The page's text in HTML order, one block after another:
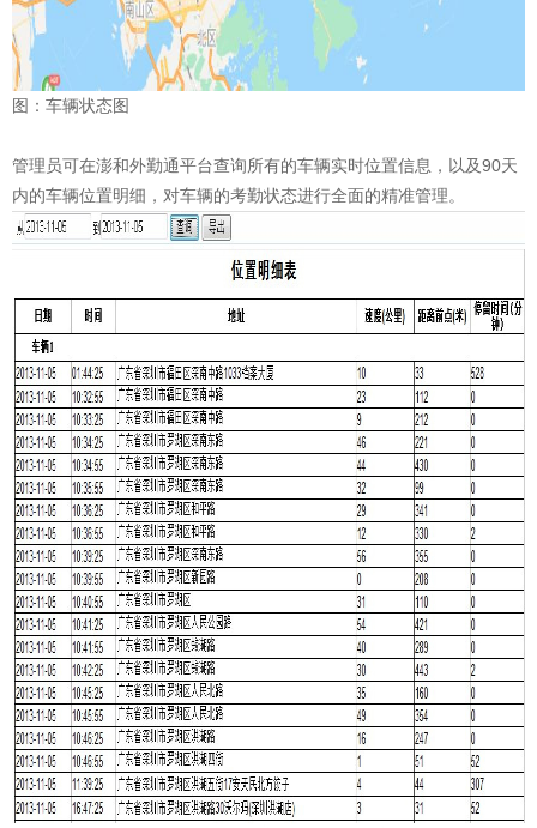
图：车辆状态图
管理员可在澎和外勤通平台查询所有的车辆实时位置信息，以及90天
内的车辆位置明细，对车辆的考勤状态进行全面的精准管理。